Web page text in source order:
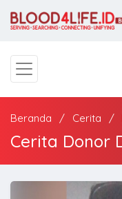
Beranda Cerita
Cerita Donor